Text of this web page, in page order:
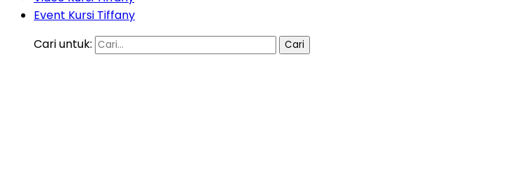
Event Kursi Tiffany
Cari untuk: